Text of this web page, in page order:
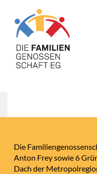
Die
Anton Frey sowie 6
Dach der